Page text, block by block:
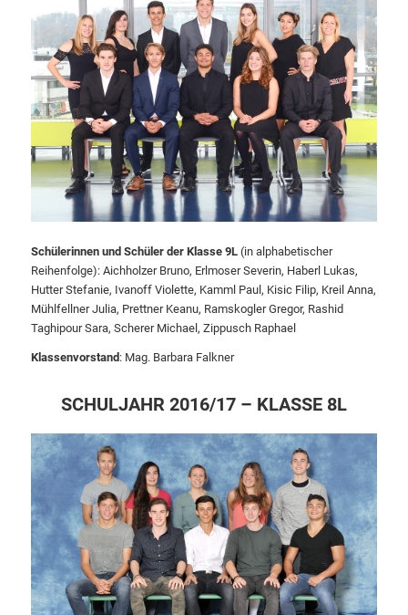
Schülerinnen und Schüler der Klasse 9L (in alphabetischer
Reihenfolge): Aichholzer Bruno, Erlmoser Severin, Haberl Lukas,
Hutter Stefanie, Ivanoff Violette, Kamml Paul, Kisic Filip, Kreil Anna,
Mühlfellner Julia, Prettner Keanu, Ramskogler Gregor, Rashid
Taghipour Sara, Scherer Michael, Zippusch Raphael
Klassenvorstand: Mag. Barbara Falkner
SCHULJAHR 2016/17 – KLASSE 8L